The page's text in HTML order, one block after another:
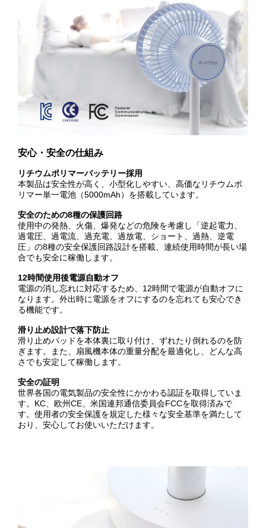
安心・安全の仕組み
リチウムポリマーバッテリー採用
本製品は安全性が高く、小型化しやすい、高価なリチウムポ
リマー単一電池（5000mAh）を搭載しています。
安全のための8種の保護回路
使用中の発熱、火傷、爆発などの危険を考慮し「逆起電力、
過電圧、過電流、過充電、過放電、ショート、過熱、逆電
圧」の8種の安全保護回路設計を搭載、連続使用時間が長い場
合でも安全に稼働します。
12時間使用後電源自動オフ
電源の消し忘れに対応するため、12時間で電源が自動オフに
なります。外出時に電源をオフにするのを忘れても安心でき
る機能です。
滑り止め設計で落下防止
滑り止めパッドを本体裏に取り付け、ずれたり倒れるのを防
ぎます。また、扇風機本体の重量分配を最適化し、どんな高
さでも安定して稼働します。
安全の証明
世界各国の電気製品の安全性にかかわる認証を取得していま
す。KC、欧州CE、米国連邦通信委員会FCCを取得済みで
す。使用者の安全保護を規定した様々な安全基準を満たして
おり、安心してお使いいただけます。